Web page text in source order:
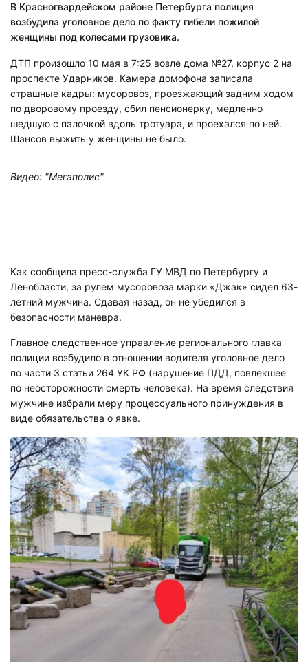
В Красногвардейском районе Петербурга полиция
возбудила уголовное дело по факту гибели пожилой
женщины под колесами грузовика.
ДТП произошло 10 мая в 7:25 возле дома №27, корпус 2 на
проспекте Ударников. Камера домофона записала
страшные кадры: мусоровоз, проезжающий задним ходом
по дворовому проезду, сбил пенсионерку, медленно
шедшую с палочкой вдоль тротуара, и проехался по ней.
Шансов выжить у женщины не было.
Видео: "Мегаполис"
Как сообщила пресс-служба ГУ МВД по Петербургу и
Ленобласти, за рулем мусоровоза марки «Джак» сидел 63-
летний мужчина. Сдавая назад, он не убедился в
безопасности маневра.
Главное следственное управление регионального главка
полиции возбудило в отношении водителя уголовное дело
по части 3 статьи 264 УК РФ (нарушение ПДД, повлекшее
по неосторожности смерть человека). На время следствия
мужчине избрали меру процессуального принуждения в
виде обязательства о явке.